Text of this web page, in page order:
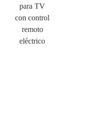
para TV
con control
remoto
eléctrico